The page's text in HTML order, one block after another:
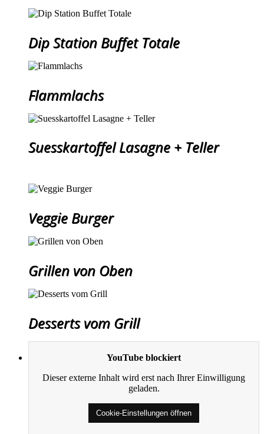
Dip Station Buffet Totale
Flammlachs
Suesskartoffel Lasagne + Teller
Veggie Burger
Grillen von Oben
Desserts vom Grill
YouTube blockiert
Dieser externe Inhalt wird erst nach Ihrer Einwilligung
geladen.
Cookie-Einstellungen öffnen